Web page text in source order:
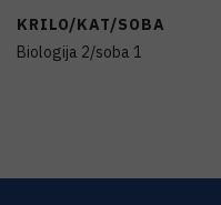
KRILO/KAT/SOBA
Biologija 2/soba 1